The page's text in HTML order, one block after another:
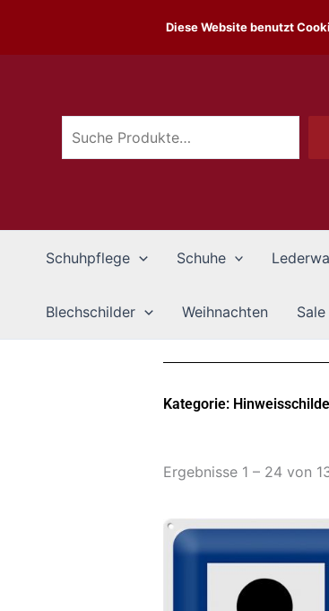
springen Suchen
Schuhpflege Schuhe
Blechschilder Weihnachten Sale
Kategorie:
Ergebnisse 1 – 24 von
Diese Website benutzt